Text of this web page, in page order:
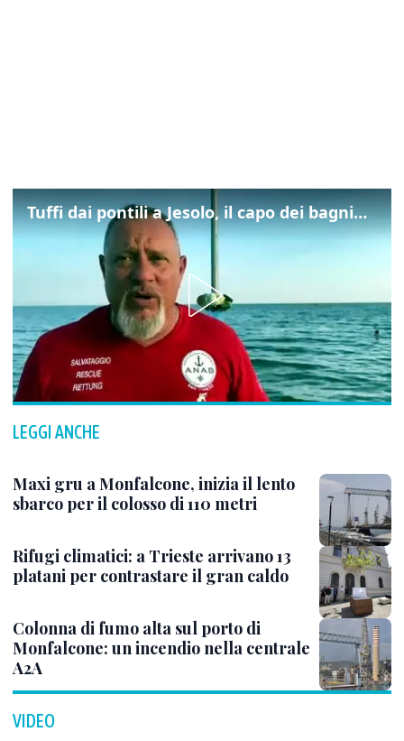
Tuffi dai pontili a Jesolo, il capo dei bagnini: "L'impegno di tutti per evitare altre tragedie"
LEGGI ANCHE
Maxi gru a Monfalcone, inizia il lento
sbarco per il colosso di 110 metri
Rifugi climatici: a Trieste arrivano 13
platani per contrastare il gran caldo
Colonna di fumo alta sul porto di
Monfalcone: un incendio nella centrale
A2A
VIDEO